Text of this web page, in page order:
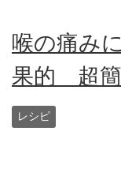
喉の痛み
果的 超簡
レシピ